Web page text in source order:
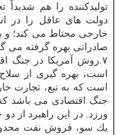
تولیدكننده را هم
دولت های عاقل را در
خارجی محتاط می كند؛ و
صادراتی بهره گرفته می
۷.روش آمریكا در جنگ
است، بهره گیری از
است كه به تبع، تجارت
جنگ اقتصادی می باشد
ورزد. در این راهبرد از
یك سو، فروش نفت